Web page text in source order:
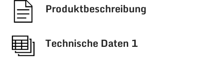
Produkt­beschreibung
Technische Daten 1